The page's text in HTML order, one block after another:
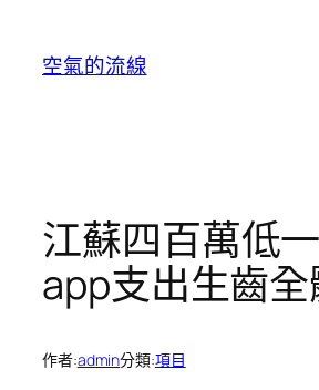
空氣的流線
江蘇四百萬低
app支出生齒
作者:admin分類:項目